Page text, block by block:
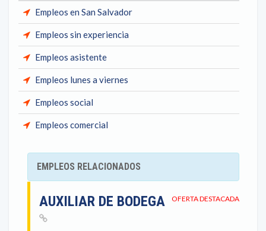
Empleos en San Salvador
Empleos sin experiencia
Empleos asistente
Empleos lunes a viernes
Empleos social
Empleos comercial
EMPLEOS RELACIONADOS
OFERTA DESTACADA
AUXILIAR DE BODEGA